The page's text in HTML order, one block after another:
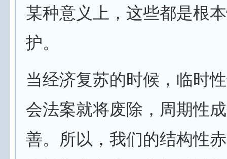
某种意义上，这些都是根
护。
当经济复苏的时候，临时
会法案就将废除，周期性
善。所以，我们的结构性